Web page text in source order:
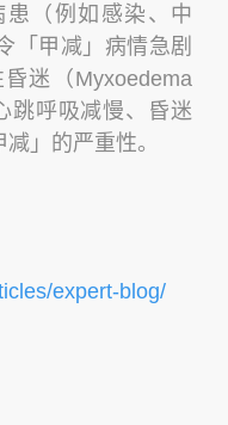
（例如感染、中
「甲减」病情急剧
迷（Myxoedema
跳呼吸减慢、昏迷
」的严重性。
expert-blog/